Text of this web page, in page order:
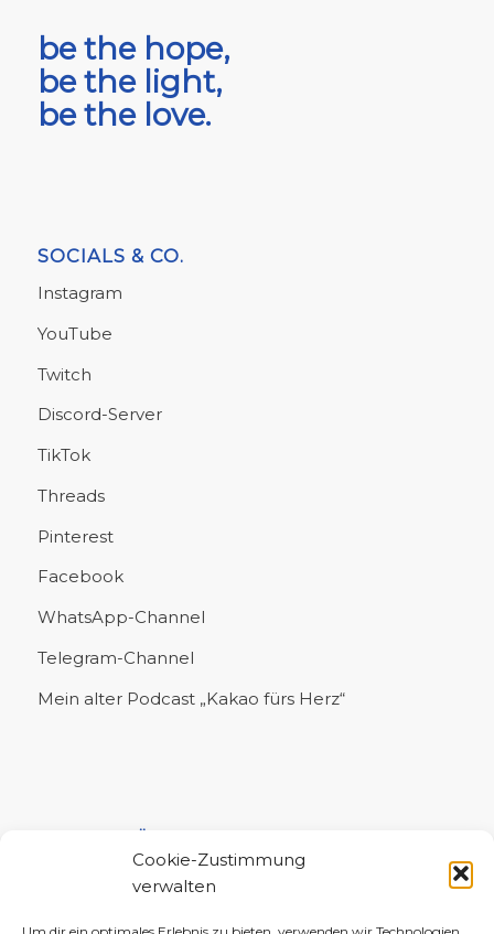
Cookie-Zustimmung
verwalten
be the hope,
be the light,
be the love.
SOCIALS & CO.
Instagram
YouTube
Twitch
Discord-Server
TikTok
Threads
Pinterest
Facebook
WhatsApp-Channel
Telegram-Channel
Mein alter Podcast „Kakao fürs Herz“